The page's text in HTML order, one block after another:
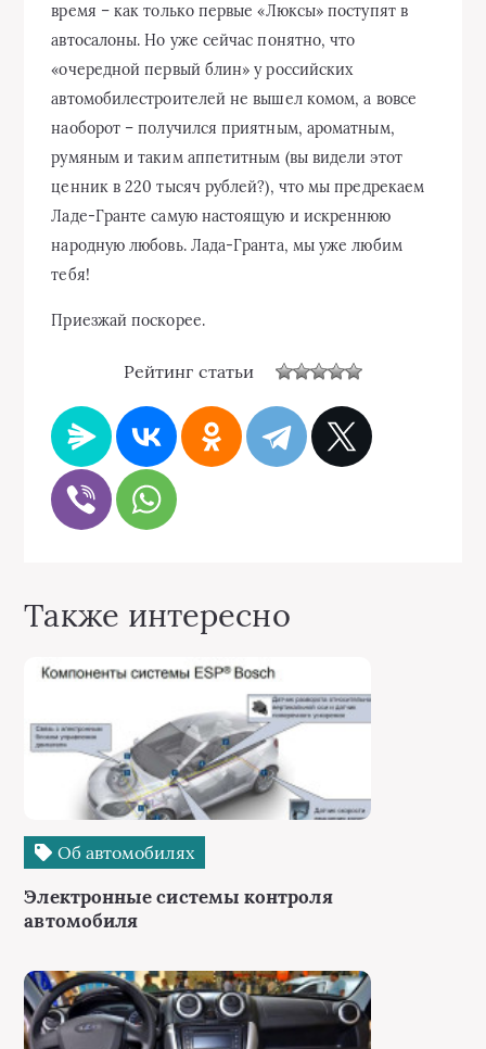
время – как только первые «Люксы» поступят в
автосалоны. Но уже сейчас понятно, что
«очередной первый блин» у российских
автомобилестроителей не вышел комом, а вовсе
наоборот – получился приятным, ароматным,
румяным и таким аппетитным (вы видели этот
ценник в 220 тысяч рублей?), что мы предрекаем
Ладе-Гранте самую настоящую и искреннюю
народную любовь. Лада-Гранта, мы уже любим
тебя!
Приезжай поскорее.
Рейтинг статьи
Также интересно
Об автомобилях
Электронные системы контроля
автомобиля